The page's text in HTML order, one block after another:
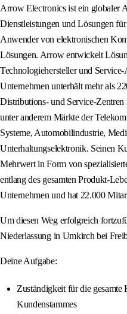
Arrow Electronics ist ein globaler
Dienstleistungen und Lösungen
Anwender von elektronischen
Lösungen. Arrow entwickelt
Technologiehersteller und
Unternehmen unterhält mehr als
Distributions- und Service-
unter anderem Märkte der
Systeme, Automobilindustrie,
Unterhaltungselektronik. Seinen
Mehrwert in Form von
entlang des gesamten Produkt-
Unternehmen und hat 22.000
Um diesen Weg erfolgreich
Niederlassung in Umkirch bei
Deine Aufgabe:
Zuständigkeit für die gesamte
Kundenstammes